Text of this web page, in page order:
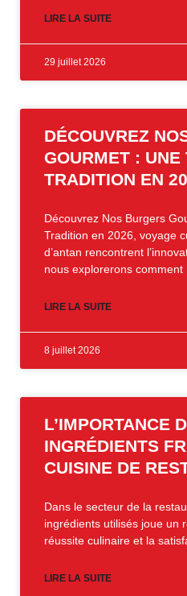
LIRE LA SUITE
29 juillet 2026
DÉCOUVREZ
GOURMET : UNE
TRADITION EN
Découvrez Nos Burgers
Tradition en 2026, voyage
d’antan rencontrent
nous explorerons comment
LIRE LA SUITE
8 juillet 2026
L’IMPORTANCE
INGRÉDIENTS
CUISINE DE
Dans le secteur de la
ingrédients utilisés joue un
réussite culinaire et la
LIRE LA SUITE